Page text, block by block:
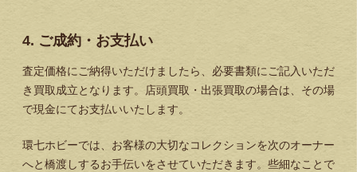
4. ご成約・お支払い
査定価格にご納得いただけましたら、必要書類にご記入いただ
き買取成立となります。店頭買取・出張買取の場合は、その場
で現金にてお支払いいたします。
環七ホビーでは、お客様の大切なコレクションを次のオーナー
へと橋渡しするお手伝いをさせていただきます。些細なことで